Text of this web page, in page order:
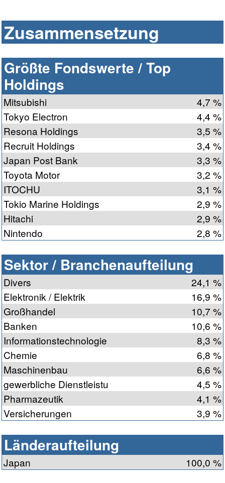
Zusammensetzung
Größte Fondswerte / Top
Holdings
Mitsubishi
4,7 %
Tokyo Electron
4,4 %
Resona Holdings
3,5 %
Recruit Holdings
3,4 %
Japan Post Bank
3,3 %
Toyota Motor
3,2 %
ITOCHU
3,1 %
Tokio Marine Holdings
2,9 %
Hitachi
2,9 %
Nintendo
2,8 %
Sektor / Branchenaufteilung
Divers
24,1 %
Elektronik / Elektrik
16,9 %
Großhandel
10,7 %
Banken
10,6 %
Informationstechnologie
8,3 %
Chemie
6,8 %
Maschinenbau
6,6 %
gewerbliche Dienstleistu
4,5 %
Pharmazeutik
4,1 %
Versicherungen
3,9 %
Länderaufteilung
Japan 100,0 %